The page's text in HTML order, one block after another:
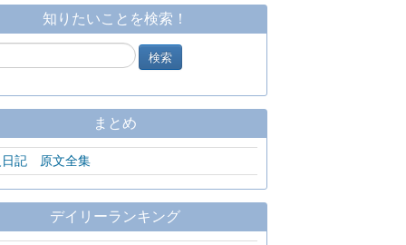
知りたいことを検索！
まとめ
日記 原文全集
デイリーランキング